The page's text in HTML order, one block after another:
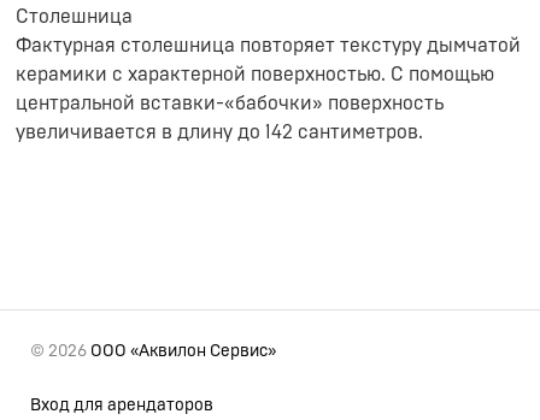
Столешница
Фактурная столешница повторяет текстуру дымчатой
керамики с характерной поверхностью. С помощью
центральной вставки-«бабочки» поверхность
увеличивается в длину до 142 сантиметров.
© 2026 ООО «Аквилон Сервис»
Вход для арендаторов